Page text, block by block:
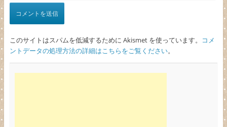
このサイトはスパムを低減するために Akismet を使っています。
コメ
ントデータの処理方法の詳細はこちらをご覧ください。